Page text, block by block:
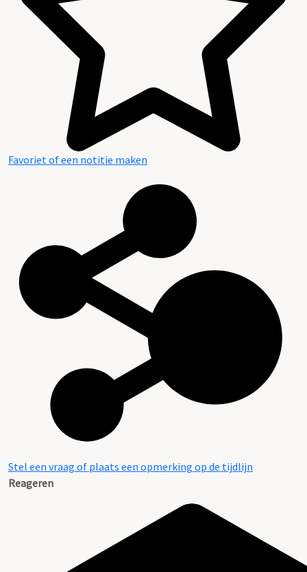
Favoriet of een notitie maken
Stel een vraag of plaats een opmerking op de tijdlijn
Reageren